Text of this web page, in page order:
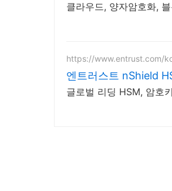
클라우드, 양자암호화,
https://www.entrust.com/
엔트러스트 nShield
글로벌 리딩 HSM, 암호